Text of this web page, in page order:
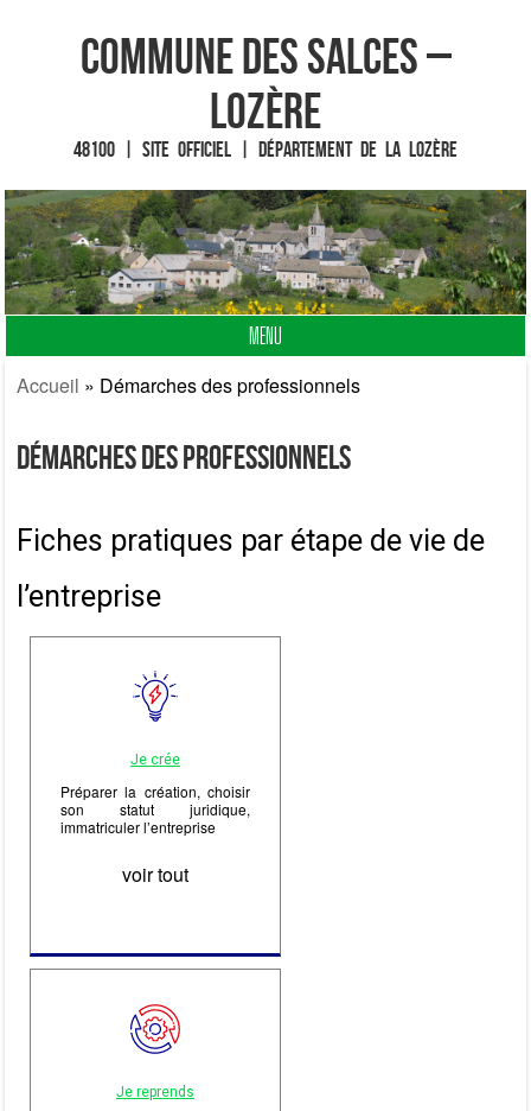
Commune des Salces –
Lozère
48100 | Site officiel | Département de la Lozère
MENU
Fin du contenu
Accueil » Démarches des professionnels
Démarches des professionnels
Fiches pratiques par étape de vie de
l’entreprise
Je crée
Préparer la création, choisir
son statut juridique,
immatriculer l’entreprise
voir tout
Je reprends